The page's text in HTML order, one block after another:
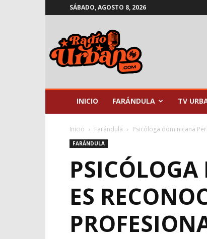
SÁBADO, AGOSTO 8, 2026
INICIO FARÁNDULA TV
Inicio Farándula Psicóloga dominicana
FARÁNDULA
ES